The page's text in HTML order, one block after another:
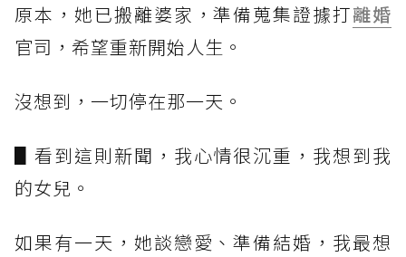
原本，她已搬離婆家，準備蒐集證據打離婚
官司，希望重新開始人生。
沒想到，一切停在那一天。
▋看到這則新聞，我心情很沉重，我想到我
的女兒。
如果有一天，她談戀愛、準備結婚，我最想